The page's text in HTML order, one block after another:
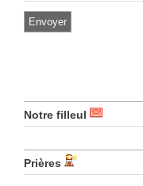
Notre filleul
Prières